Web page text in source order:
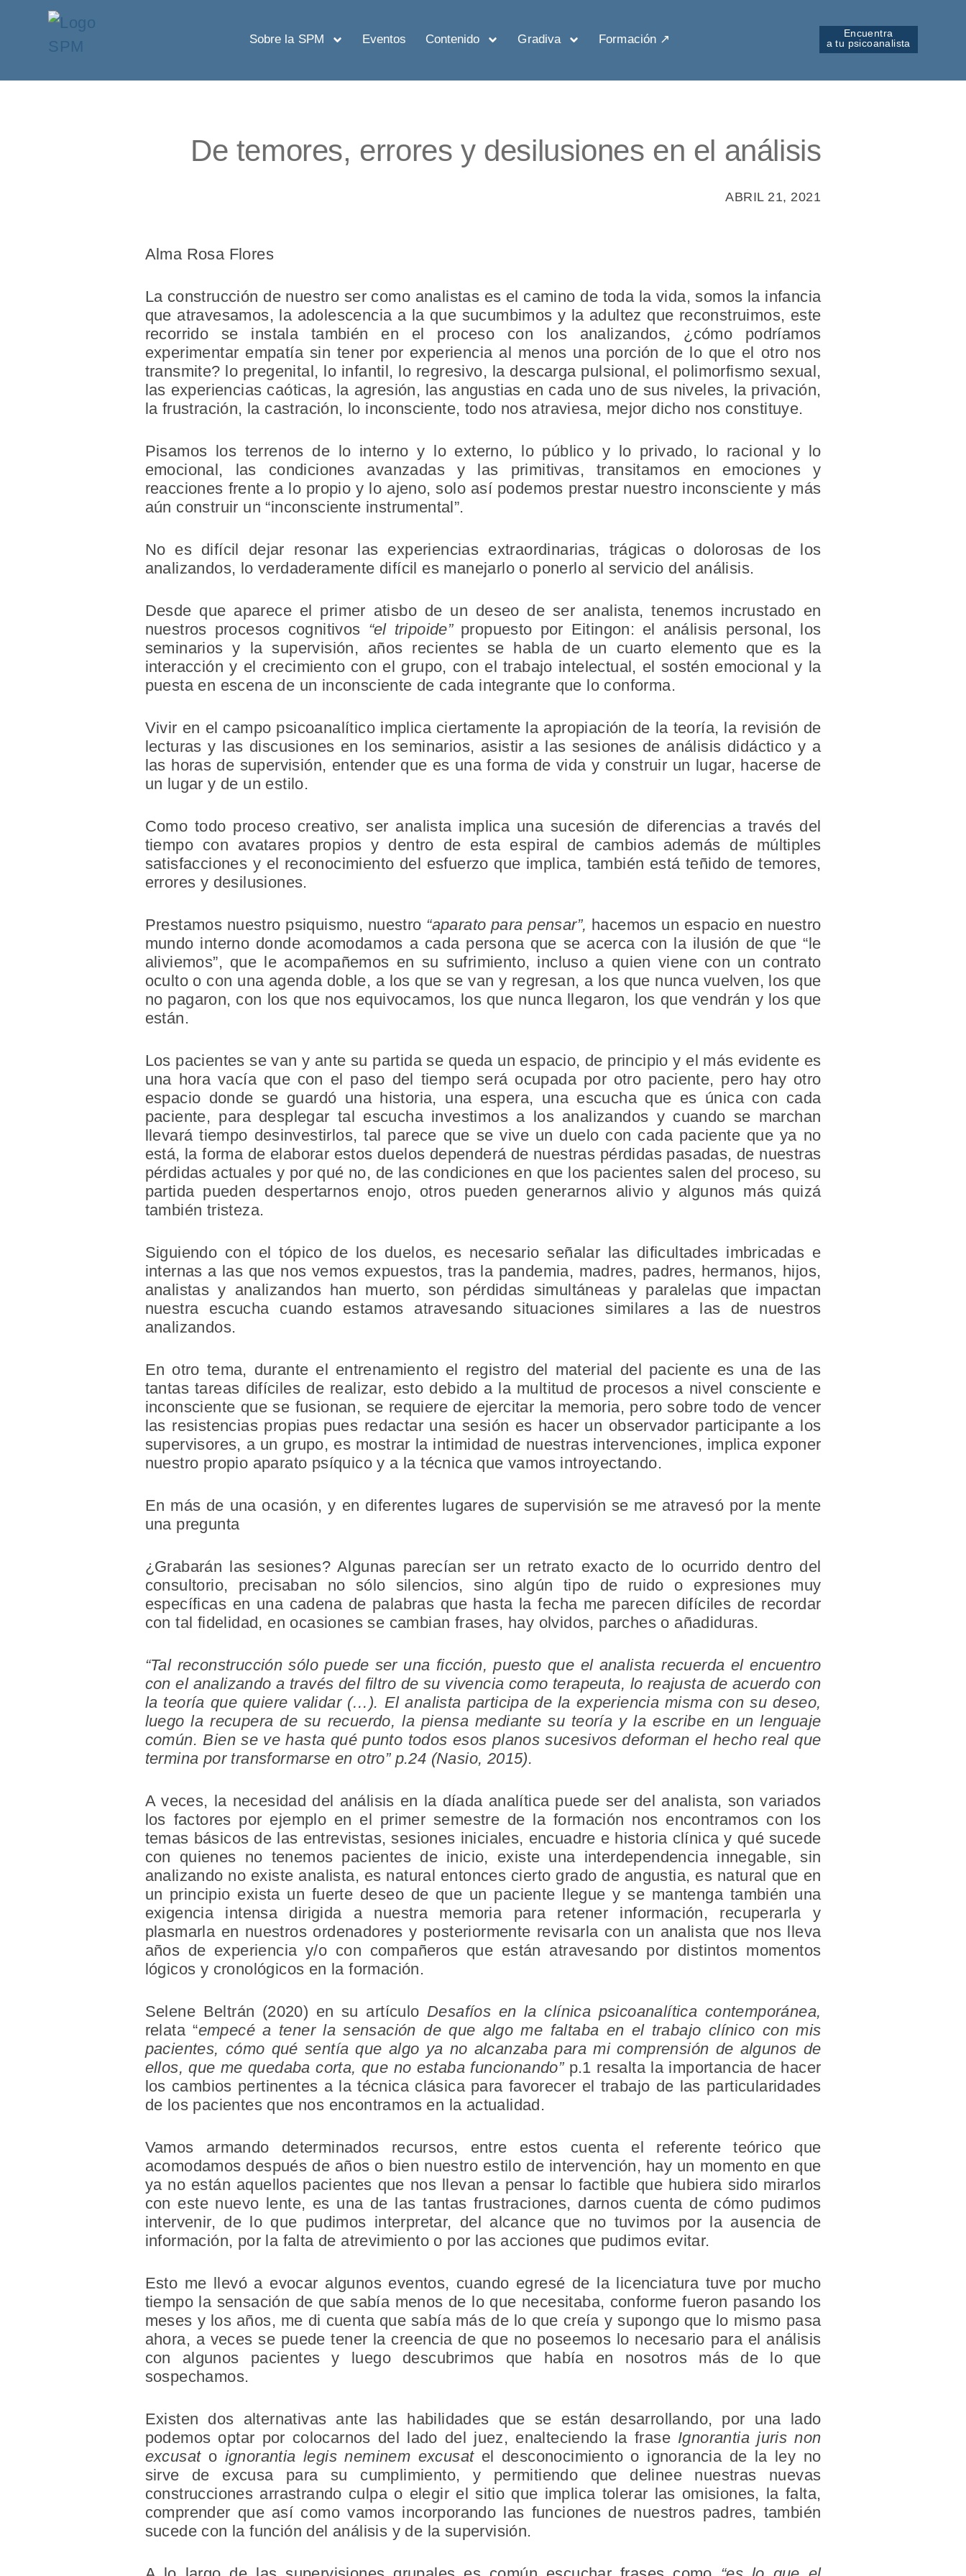
Sobre la SPM Eventos Contenido Gradiva Formación ↗︎
Encuentra
a tu psicoanalista
De temores, errores y desilusiones en el análisis
ABRIL 21, 2021
Alma Rosa Flores
La construcción de nuestro ser como analistas es el camino de toda la vida, somos la infancia
que atravesamos, la adolescencia a la que sucumbimos y la adultez que reconstruimos, este
recorrido se instala también en el proceso con los analizandos, ¿cómo podríamos
experimentar empatía sin tener por experiencia al menos una porción de lo que el otro nos
transmite? lo pregenital, lo infantil, lo regresivo, la descarga pulsional, el polimorfismo sexual,
las experiencias caóticas, la agresión, las angustias en cada uno de sus niveles, la privación,
la frustración, la castración, lo inconsciente, todo nos atraviesa, mejor dicho nos constituye.
Pisamos los terrenos de lo interno y lo externo, lo público y lo privado, lo racional y lo
emocional, las condiciones avanzadas y las primitivas, transitamos en emociones y
reacciones frente a lo propio y lo ajeno, solo así podemos prestar nuestro inconsciente y más
aún construir un “inconsciente instrumental”.
No es difícil dejar resonar las experiencias extraordinarias, trágicas o dolorosas de los
analizandos, lo verdaderamente difícil es manejarlo o ponerlo al servicio del análisis.
Desde que aparece el primer atisbo de un deseo de ser analista, tenemos incrustado en
nuestros procesos cognitivos “el tripoide” propuesto por Eitingon: el análisis personal, los
seminarios y la supervisión, años recientes se habla de un cuarto elemento que es la
interacción y el crecimiento con el grupo, con el trabajo intelectual, el sostén emocional y la
puesta en escena de un inconsciente de cada integrante que lo conforma.
Vivir en el campo psicoanalítico implica ciertamente la apropiación de la teoría, la revisión de
lecturas y las discusiones en los seminarios, asistir a las sesiones de análisis didáctico y a
las horas de supervisión, entender que es una forma de vida y construir un lugar, hacerse de
un lugar y de un estilo.
Como todo proceso creativo, ser analista implica una sucesión de diferencias a través del
tiempo con avatares propios y dentro de esta espiral de cambios además de múltiples
satisfacciones y el reconocimiento del esfuerzo que implica, también está teñido de temores,
errores y desilusiones.
Prestamos nuestro psiquismo, nuestro “aparato para pensar”, hacemos un espacio en nuestro
mundo interno donde acomodamos a cada persona que se acerca con la ilusión de que “le
aliviemos”, que le acompañemos en su sufrimiento, incluso a quien viene con un contrato
oculto o con una agenda doble, a los que se van y regresan, a los que nunca vuelven, los que
no pagaron, con los que nos equivocamos, los que nunca llegaron, los que vendrán y los que
están.
Los pacientes se van y ante su partida se queda un espacio, de principio y el más evidente es
una hora vacía que con el paso del tiempo será ocupada por otro paciente, pero hay otro
espacio donde se guardó una historia, una espera, una escucha que es única con cada
paciente, para desplegar tal escucha investimos a los analizandos y cuando se marchan
llevará tiempo desinvestirlos, tal parece que se vive un duelo con cada paciente que ya no
está, la forma de elaborar estos duelos dependerá de nuestras pérdidas pasadas, de nuestras
pérdidas actuales y por qué no, de las condiciones en que los pacientes salen del proceso, su
partida pueden despertarnos enojo, otros pueden generarnos alivio y algunos más quizá
también tristeza.
Siguiendo con el tópico de los duelos, es necesario señalar las dificultades imbricadas e
internas a las que nos vemos expuestos, tras la pandemia, madres, padres, hermanos, hijos,
analistas y analizandos han muerto, son pérdidas simultáneas y paralelas que impactan
nuestra escucha cuando estamos atravesando situaciones similares a las de nuestros
analizandos.
En otro tema, durante el entrenamiento el registro del material del paciente es una de las
tantas tareas difíciles de realizar, esto debido a la multitud de procesos a nivel consciente e
inconsciente que se fusionan, se requiere de ejercitar la memoria, pero sobre todo de vencer
las resistencias propias pues redactar una sesión es hacer un observador participante a los
supervisores, a un grupo, es mostrar la intimidad de nuestras intervenciones, implica exponer
nuestro propio aparato psíquico y a la técnica que vamos introyectando.
En más de una ocasión, y en diferentes lugares de supervisión se me atravesó por la mente
una pregunta
¿Grabarán las sesiones? Algunas parecían ser un retrato exacto de lo ocurrido dentro del
consultorio, precisaban no sólo silencios, sino algún tipo de ruido o expresiones muy
específicas en una cadena de palabras que hasta la fecha me parecen difíciles de recordar
con tal fidelidad, en ocasiones se cambian frases, hay olvidos, parches o añadiduras.
“Tal reconstrucción sólo puede ser una ficción, puesto que el analista recuerda el encuentro
con el analizando a través del filtro de su vivencia como terapeuta, lo reajusta de acuerdo con
la teoría que quiere validar (…). El analista participa de la experiencia misma con su deseo,
luego la recupera de su recuerdo, la piensa mediante su teoría y la escribe en un lenguaje
común. Bien se ve hasta qué punto todos esos planos sucesivos deforman el hecho real que
termina por transformarse en otro” p.24 (Nasio, 2015).
A veces, la necesidad del análisis en la díada analítica puede ser del analista, son variados
los factores por ejemplo en el primer semestre de la formación nos encontramos con los
temas básicos de las entrevistas, sesiones iniciales, encuadre e historia clínica y qué sucede
con quienes no tenemos pacientes de inicio, existe una interdependencia innegable, sin
analizando no existe analista, es natural entonces cierto grado de angustia, es natural que en
un principio exista un fuerte deseo de que un paciente llegue y se mantenga también una
exigencia intensa dirigida a nuestra memoria para retener información, recuperarla y
plasmarla en nuestros ordenadores y posteriormente revisarla con un analista que nos lleva
años de experiencia y/o con compañeros que están atravesando por distintos momentos
lógicos y cronológicos en la formación.
Selene Beltrán (2020) en su artículoDesafíos en la clínica psicoanalítica contemporánea,
relata “empecé a tener la sensación de que algo me faltaba en el trabajo clínico con mis
pacientes, cómo qué sentía que algo ya no alcanzaba para mi comprensión de algunos de
ellos, que me quedaba corta, que no estaba funcionando” p.1 resalta la importancia de hacer
los cambios pertinentes a la técnica clásica para favorecer el trabajo de las particularidades
de los pacientes que nos encontramos en la actualidad.
Vamos armando determinados recursos, entre estos cuenta el referente teórico que
acomodamos después de años o bien nuestro estilo de intervención, hay un momento en que
ya no están aquellos pacientes que nos llevan a pensar lo factible que hubiera sido mirarlos
con este nuevo lente, es una de las tantas frustraciones, darnos cuenta de cómo pudimos
intervenir, de lo que pudimos interpretar, del alcance que no tuvimos por la ausencia de
información, por la falta de atrevimiento o por las acciones que pudimos evitar.
Esto me llevó a evocar algunos eventos, cuando egresé de la licenciatura tuve por mucho
tiempo la sensación de que sabía menos de lo que necesitaba, conforme fueron pasando los
meses y los años, me di cuenta que sabía más de lo que creía y supongo que lo mismo pasa
ahora, a veces se puede tener la creencia de que no poseemos lo necesario para el análisis
con algunos pacientes y luego descubrimos que había en nosotros más de lo que
sospechamos.
Existen dos alternativas ante las habilidades que se están desarrollando, por una lado
podemos optar por colocarnos del lado del juez, enalteciendo la frase Ignorantia juris non
excusat o ignorantia legis neminem excusat el desconocimiento o ignorancia de la ley no
sirve de excusa para su cumplimiento, y permitiendo que delinee nuestras nuevas
construcciones arrastrando culpa o elegir el sitio que implica tolerar las omisiones, la falta,
comprender que así como vamos incorporando las funciones de nuestros padres, también
sucede con la función del análisis y de la supervisión.